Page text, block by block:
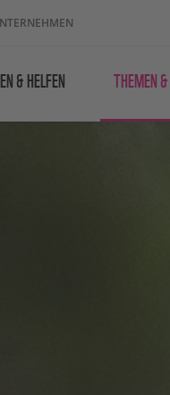
& HELFEN THEMEN